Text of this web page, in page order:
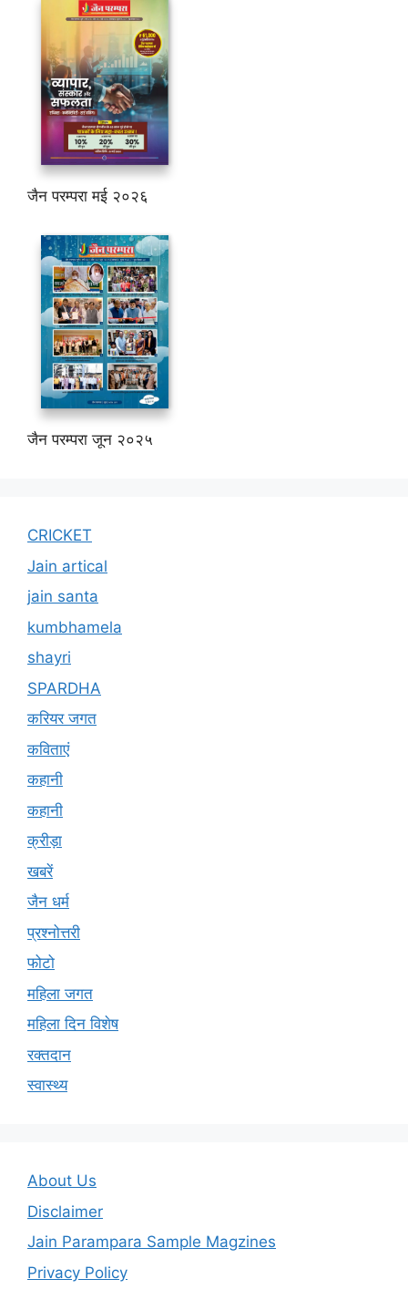
जैन परम्परा मई २०२६
जैन परम्परा जून २०२५
CRICKET
Jain artical
jain santa
kumbhamela
shayri
SPARDHA
करियर जगत
कविताएं
कहानी
कहानी
क्रीड़ा
खबरें
जैन धर्म
प्रश्नोत्तरी
फोटो
महिला जगत
महिला दिन विशेष
रक्तदान
स्वास्थ्य
About Us
Disclaimer
Jain Parampara Sample Magzines
Privacy Policy